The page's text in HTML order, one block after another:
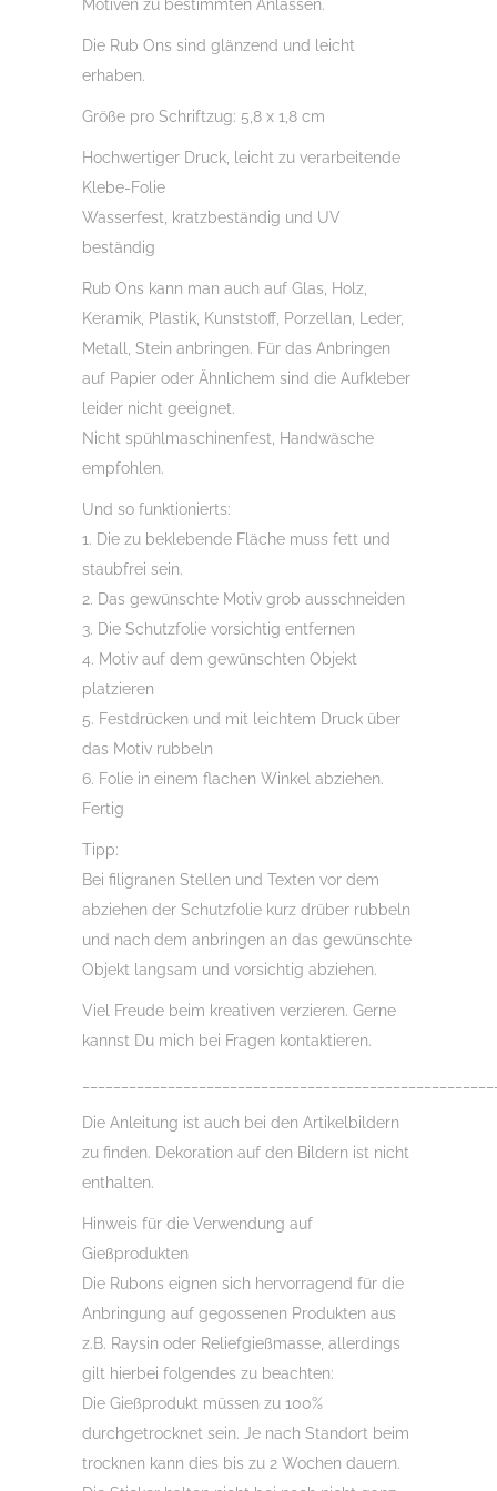
Motiven zu bestimmten Anlässen.
Die Rub Ons sind glänzend und leicht
erhaben.
Größe pro Schriftzug: 5,8 x 1,8 cm
Hochwertiger Druck, leicht zu verarbeitende
Klebe-Folie
Wasserfest, kratzbeständig und UV
beständig
Rub Ons kann man auch auf Glas, Holz,
Keramik, Plastik, Kunststoff, Porzellan, Leder,
Metall, Stein anbringen. Für das Anbringen
auf Papier oder Ähnlichem sind die Aufkleber
leider nicht geeignet.
Nicht spühlmaschinenfest, Handwäsche
empfohlen.
Und so funktionierts:
1. Die zu beklebende Fläche muss fett und
staubfrei sein.
2. Das gewünschte Motiv grob ausschneiden
3. Die Schutzfolie vorsichtig entfernen
4. Motiv auf dem gewünschten Objekt
platzieren
5. Festdrücken und mit leichtem Druck über
das Motiv rubbeln
6. Folie in einem flachen Winkel abziehen.
Fertig
Tipp:
Bei filigranen Stellen und Texten vor dem
abziehen der Schutzfolie kurz drüber rubbeln
und nach dem anbringen an das gewünschte
Objekt langsam und vorsichtig abziehen.
Viel Freude beim kreativen verzieren. Gerne
kannst Du mich bei Fragen kontaktieren.
Die Anleitung ist auch bei den Artikelbildern
zu finden. Dekoration auf den Bildern ist nicht
enthalten.
Hinweis für die Verwendung auf
Gießprodukten
Die Rubons eignen sich hervorragend für die
Anbringung auf gegossenen Produkten aus
z.B. Raysin oder Reliefgießmasse, allerdings
gilt hierbei folgendes zu beachten:
Die Gießprodukt müssen zu 100%
durchgetrocknet sein. Je nach Standort beim
trocknen kann dies bis zu 2 Wochen dauern.